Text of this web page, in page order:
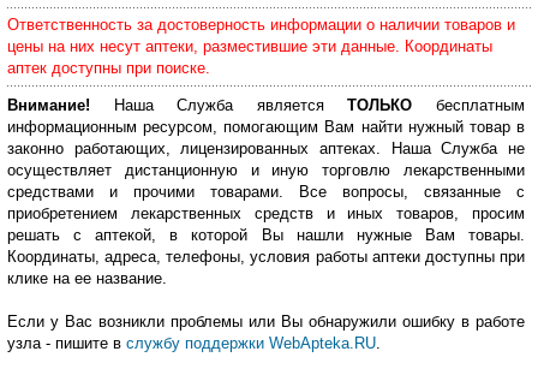
Ответственность за достоверность информации о наличии товаров и
цены на них несут аптеки, разместившие эти данные. Координаты
аптек доступны при поиске.
Внимание! Наша Служба являетсяТОЛЬКО бесплатным
информационным ресурсом, помогающим Вам найти нужный товар в
законно работающих, лицензированных аптеках. Наша Служба не
осуществляет дистанционную и иную торговлю лекарственными
средствами и прочими товарами. Все вопросы, связанные с
приобретением лекарственных средств и иных товаров, просим
решать с аптекой, в которой Вы нашли нужные Вам товары.
Координаты, адреса, телефоны, условия работы аптеки доступны при
клике на ее название.
Если у Вас возникли проблемы или Вы обнаружили ошибку в работе
узла - пишите в службу поддержки WebApteka.RU